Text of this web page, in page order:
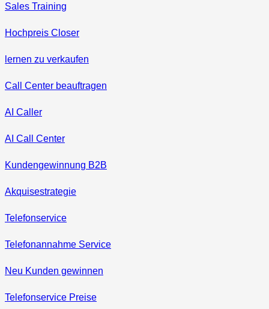
Sales Training
Hochpreis Closer
lernen zu verkaufen
Call Center beauftragen
AI Caller
AI Call Center
Kundengewinnung B2B
Akquisestrategie
Telefonservice
Telefonannahme Service
Neu Kunden gewinnen
Telefonservice Preise